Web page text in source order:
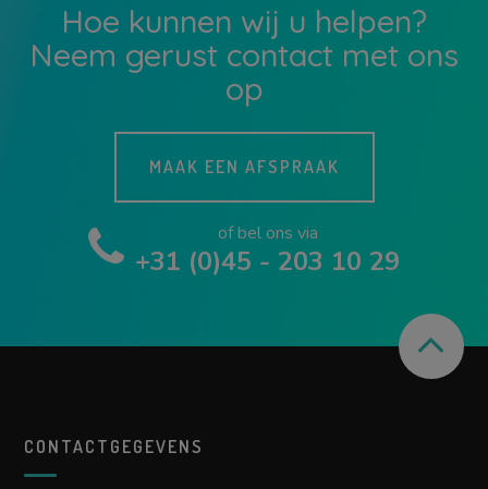
Hoe kunnen wij u helpen?
Neem gerust contact met ons
op
MAAK EEN AFSPRAAK
of bel ons via
+31 (0)45 - 203 10 29
CONTACTGEGEVENS